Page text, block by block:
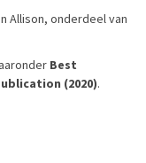
Allison, onderdeel van
Best
(2020).